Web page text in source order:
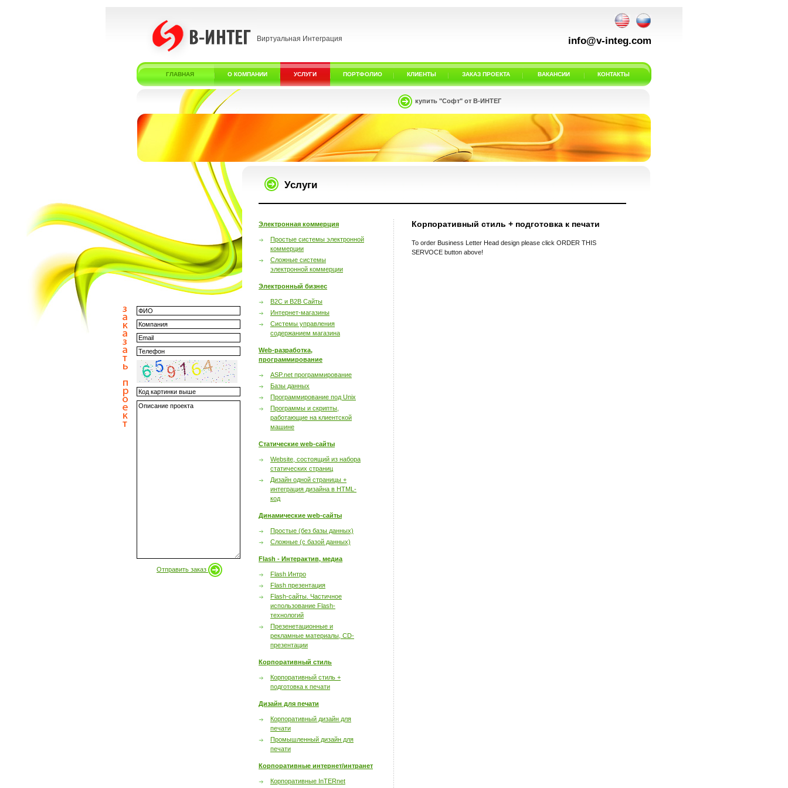
Виртуальная Интеграция info@v-integ.com
ГЛАВНАЯ О КОМПАНИИ УСЛУГИ ПОРТФОЛИО КЛИЕНТЫ ЗАКАЗ ПРОЕКТА ВАКАНСИИ КОНТАКТЫ
Отправить заказ
купить "Софт" от В-ИНТЕГ
Услуги
Электронная коммерция
Простые системы электронной
коммерции
Сложные системы
электронной коммерции
Электронный бизнес
B2C и B2B Сайты
Интернет-магазины
Системы управления
содержанием магазина
Web-разработка,
программирование
ASP.net программирование
Базы данных
Программирование под Unix
Программы и скрипты,
работающие на клиентской
машине
Статические web-сайты
Website, состоящий из набора
статических страниц
Дизайн одной страницы +
интеграция дизайна в HTML-
код
Динамические web-сайты
Простые (без базы данных)
Сложные (с базой данных)
Flash - Интерактив, медиа
Flash Интро
Flash презентация
Flash-сайты. Частичное
использование Flash-
технологий
Презенетационные и
рекламные материалы, CD-
презентации
Корпоративный стиль
Корпоративный стиль +
подготовка к печати
Дизайн для печати
Корпоративный дизайн для
печати
Промышленный дизайн для
печати
Корпоративные интернет/интранет
Корпоративные InTERnet
Корпоративный стиль + подготовка к печати
To order Business Letter Head design please click ORDER THIS
SERVOCE button above!